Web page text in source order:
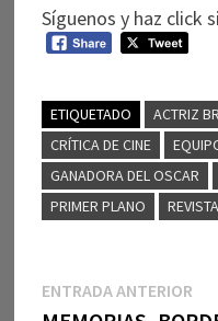
Síguenos y haz click
ETIQUETADO ACTRIZ
CRÍTICA DE CINE
GANADORA DEL OSCAR
PRIMER PLANO
Navegación
ENTRADA ANTERIOR